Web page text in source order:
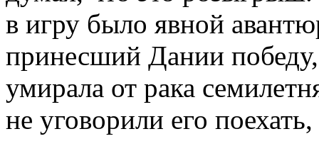
в игру было явной
принесший Дании победу,
умирала от рака
не уговорили его